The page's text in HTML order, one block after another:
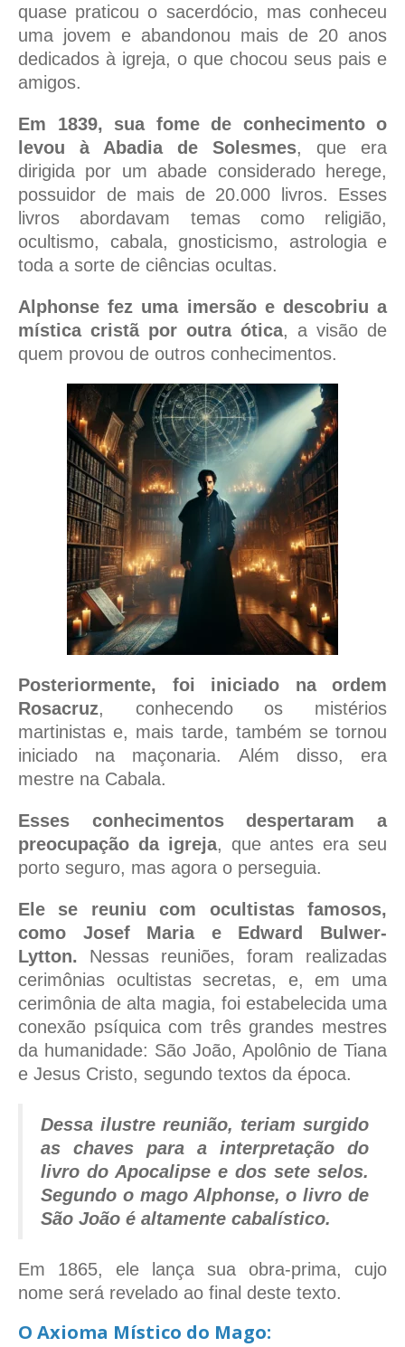
quase praticou o sacerdócio, mas conheceu
uma jovem e abandonou mais de 20 anos
dedicados à igreja, o que chocou seus pais e
amigos.
Em 1839, sua fome de conhecimento o
levou à Abadia de Solesmes, que era
dirigida por um abade considerado herege,
possuidor de mais de 20.000 livros. Esses
livros abordavam temas como religião,
ocultismo, cabala, gnosticismo, astrologia e
toda a sorte de ciências ocultas.
Alphonse fez uma imersão e descobriu a
mística cristã por outra ótica, a visão de
quem provou de outros conhecimentos.
Posteriormente, foi iniciado na ordem
Rosacruz, conhecendo os mistérios
martinistas e, mais tarde, também se tornou
iniciado na maçonaria. Além disso, era
mestre na Cabala.
Esses conhecimentos despertaram a
preocupação da igreja, que antes era seu
porto seguro, mas agora o perseguia.
Ele se reuniu com ocultistas famosos,
como Josef Maria e Edward Bulwer-
Lytton. Nessas reuniões, foram realizadas
cerimônias ocultistas secretas, e, em uma
cerimônia de alta magia, foi estabelecida uma
conexão psíquica com três grandes mestres
da humanidade: São João, Apolônio de Tiana
e Jesus Cristo, segundo textos da época.
Dessa ilustre reunião, teriam surgido
as chaves para a interpretação do
livro do Apocalipse e dos sete selos.
Segundo o mago Alphonse, o livro de
São João é altamente cabalístico.
Em 1865, ele lança sua obra-prima, cujo
nome será revelado ao final deste texto.
O Axioma Místico do Mago: